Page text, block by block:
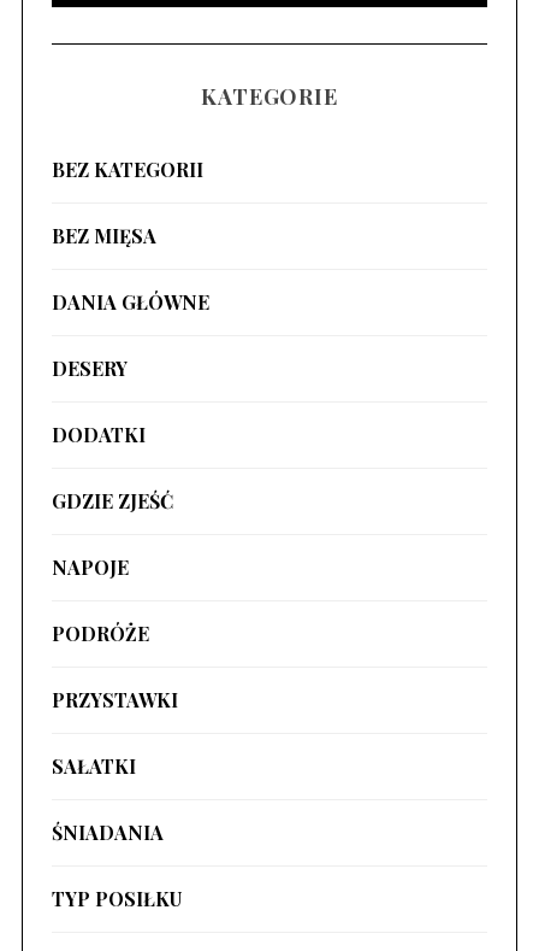
KATEGORIE
BEZ KATEGORII
BEZ MIĘSA
DANIA GŁÓWNE
DESERY
DODATKI
GDZIE ZJEŚĆ
NAPOJE
PODRÓŻE
PRZYSTAWKI
SAŁATKI
ŚNIADANIA
TYP POSIŁKU